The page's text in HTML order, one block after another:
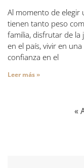
Al momento de elegir
tienen tanto peso
familia, disfrutar de la
en el país, vivir en
confianza en el
Leer más »
«